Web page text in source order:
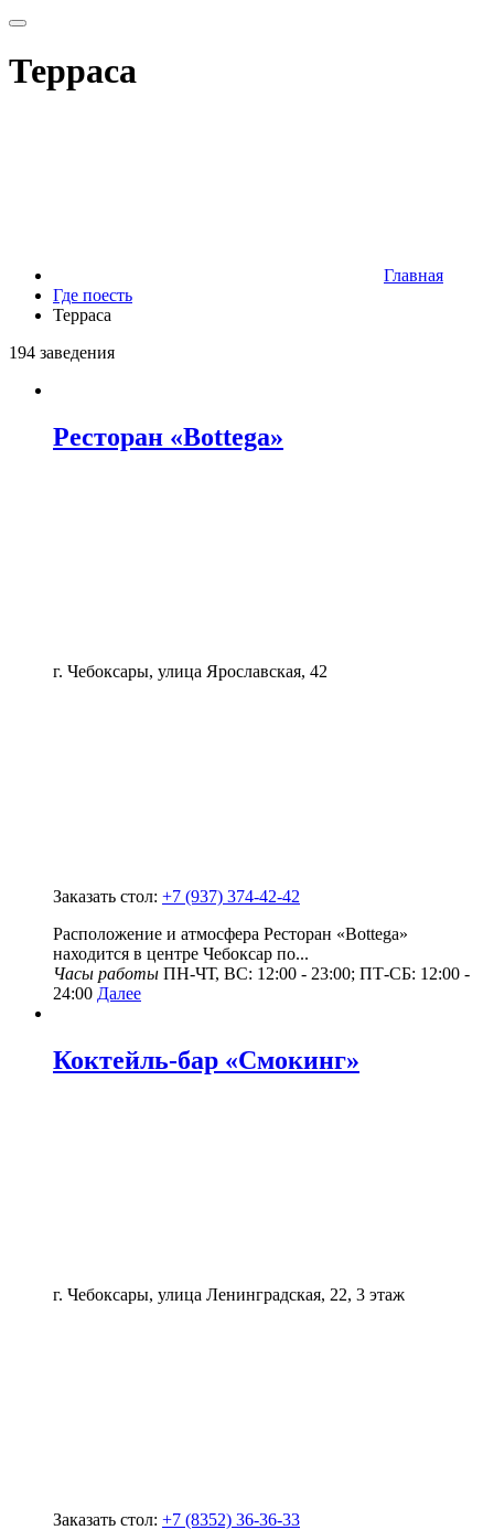
Терраса
Главная
Где поесть
Терраса
194 заведения
Ресторан «Bottega»
г. Чебоксары, улица Ярославская, 42
Заказать стол: +7 (937) 374-42-42
Расположение и атмосфера Ресторан «Bottega»
находится в центре Чебоксар по...
Часы работы ПН-ЧТ, ВС: 12:00 - 23:00; ПТ-СБ: 12:00 -
24:00 Далее
Коктейль-бар «Смокинг»
г. Чебоксары, улица Ленинградская, 22, 3 этаж
Заказать стол: +7 (8352) 36-36-33